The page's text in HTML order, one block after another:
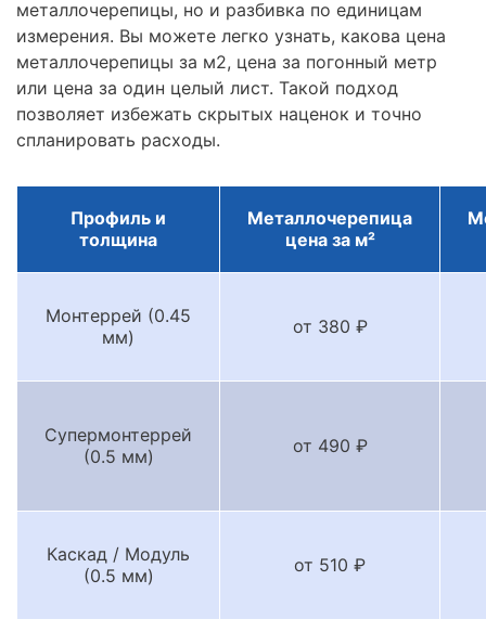
металлочерепицы, но и разбивка по единицам
измерения. Вы можете легко узнать, какова цена
металлочерепицы за м2, цена за погонный метр
или цена за один целый лист. Такой подход
позволяет избежать скрытых наценок и точно
спланировать расходы.
Профиль и
толщина
Металлочерепица
цена за м²
Монтеррей (0.45
мм)
от 380 ₽
Супермонтеррей
(0.5 мм)
от 490 ₽
Каскад / Модуль
(0.5 мм)
от 510 ₽